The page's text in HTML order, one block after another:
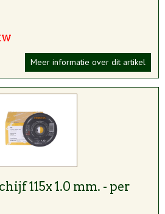
Meer informatie over dit artikel
115x 1.0 mm. - per